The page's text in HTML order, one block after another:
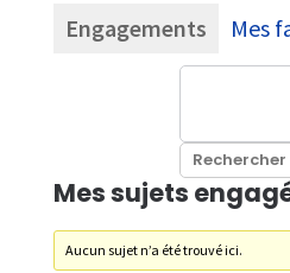
Engagements
Mes
Mes sujets
Aucun sujet n’a été trouvé ici.